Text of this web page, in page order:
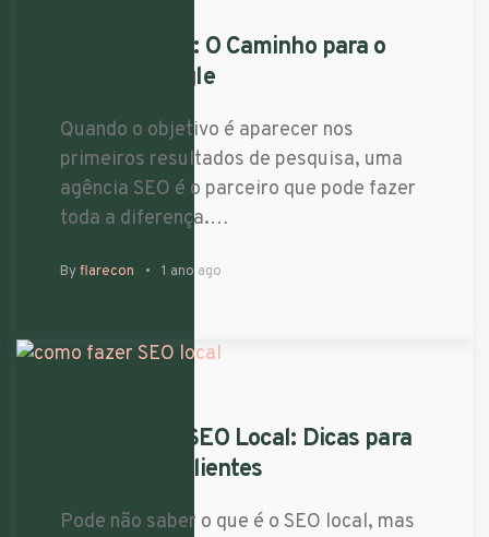
Agência SEO: O Caminho para o
Topo do Google
Quando o objetivo é aparecer nos
primeiros resultados de pesquisa, uma
agência SEO é o parceiro que pode fazer
toda a diferença.…
Byflarecon 1 ano ago
Como Fazer SEO Local: Dicas para
Atrair Mais Clientes
Pode não saber o que é o SEO local, mas